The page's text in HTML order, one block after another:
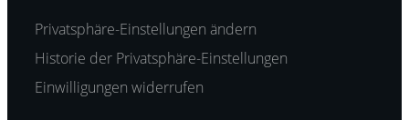
Privatsphäre-Einstellungen ändern
Historie der Privatsphäre-Einstellungen
Einwilligungen widerrufen